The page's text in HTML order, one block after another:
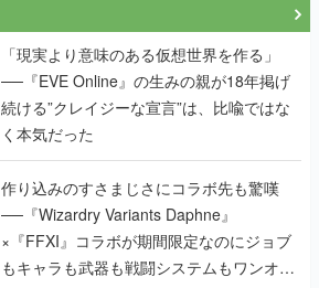
「現実より意味のある仮想世界を作る」
──『EVE Online』の生みの親が18年掲げ
続ける”クレイジーな宣言”は、比喩ではな
く本気だった
作り込みのすさまじさにコラボ先も驚嘆
──『Wizardry Variants Daphne』
×『FFXI』コラボが期間限定なのにジョブ
もキャラも武器も戦闘システムもワンオフ